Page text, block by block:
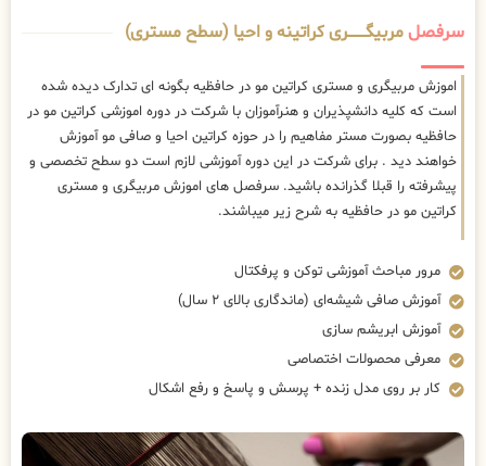
سرفصلمربیگــــــــری کراتینه و احیا (سطح مستری)
اموزش مربیگری و مستری کراتین مو در حافظیه بگونه ای تدارک دیده شده
است که کلیه دانشپذیران و هنرآموزان با شرکت در دوره اموزشی کراتین مو در
حافظیه بصورت مستر مفاهیم را در حوزه کراتین احیا و صافی مو آموزش
خواهند دید . برای شرکت در این دوره آموزشی لازم است دو سطح تخصصی و
پیشرفته را قبلا گذرانده باشید. سرفصل های اموزش مربیگری و مستری
کراتین مو در حافظیه به شرح زیر میباشند.
مرور مباحث آموزشی توکن و پرفکتال
آموزش صافی شیشه‌ای (ماندگاری بالای ۲ سال)
آموزش ابریشم سازی
معرفی محصولات اختصاصی
کار بر روی مدل زنده + پرسش و پاسخ و رفع اشکال